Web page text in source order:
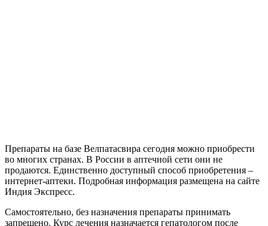
Препараты на базе Велпатасвира сегодня можно приобрести
во многих странах. В России в аптечной сети они не
продаются. Единственно доступный способ приобретения –
интернет-аптеки. Подробная информация размещена на сайте
Индия Экспресс.
Самостоятельно, без назначения препараты принимать
запрещено. Курс лечения назначается гепатологом после